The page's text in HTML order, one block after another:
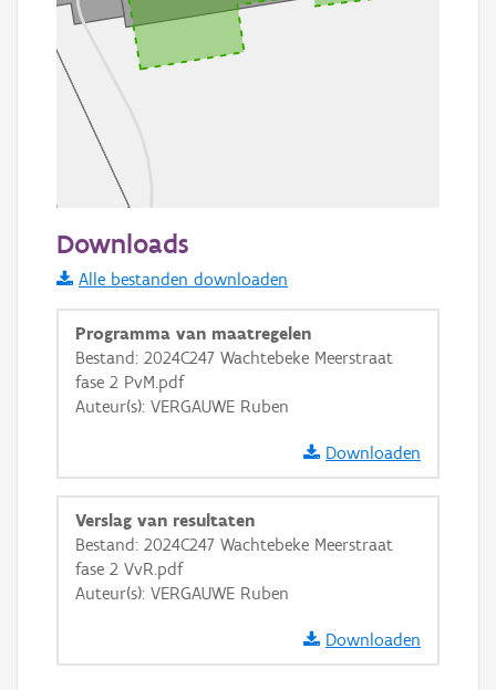
Informatie Vlaanderen
i
+ −
Basis Lagen
OSM-Basiskaart
GRB-Basiskaart
Downloads
Alle bestanden downloaden
Programma van maatregelen
Bestand: 2024C247 Wachtebeke Meerstraat
fase 2 PvM.pdf
Auteur(s): VERGAUWE Ruben
Downloaden
Verslag van resultaten
Bestand: 2024C247 Wachtebeke Meerstraat
fase 2 VvR.pdf
Auteur(s): VERGAUWE Ruben
Downloaden